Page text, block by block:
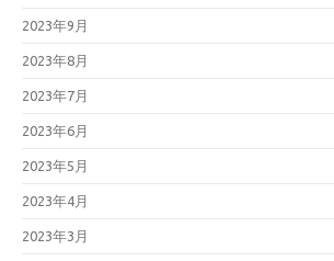
2023年9月
2023年8月
2023年7月
2023年6月
2023年5月
2023年4月
2023年3月